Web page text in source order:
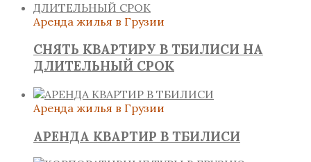
Аренда жилья в Грузии
СНЯТЬ КВАРТИРУ В ТБИЛИСИ НА
ДЛИТЕЛЬНЫЙ СРОК
Аренда жилья в Грузии
АРЕНДА КВАРТИР В ТБИЛИСИ